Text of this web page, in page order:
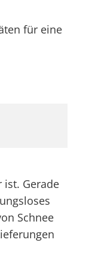
für eine
ist. Gerade
Schnee